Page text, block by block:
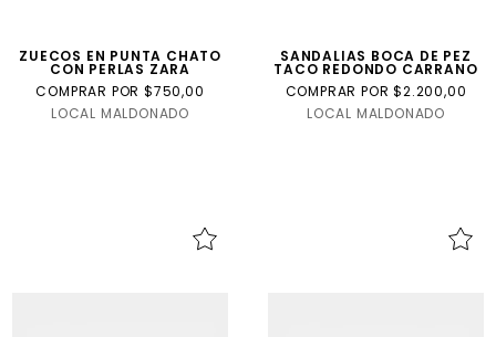
ZUECOS EN PUNTA CHATO
CON PERLAS ZARA
COMPRAR POR $750,00
LOCAL MALDONADO
SANDALIAS BOCA DE PEZ
TACO REDONDO CARRANO
COMPRAR POR $2.200,00
LOCAL MALDONADO